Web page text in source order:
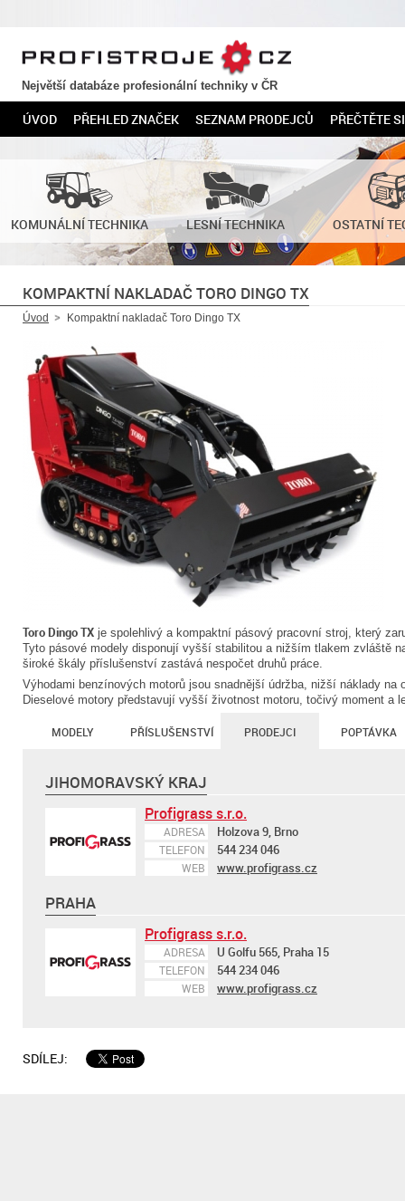
PROFISTROJE.CZ
Největší databáze profesionální techniky v ČR
ÚVOD PŘEHLED ZNAČEK SEZNAM PRODEJCŮ PŘEČTĚTE SI
KOMUNÁLNÍ TECHNIKA LESNÍ TECHNIKA OSTATNÍ
KOMPAKTNÍ NAKLADAČ TORO DINGO TX
Úvod Kompaktní nakladač Toro Dingo TX
Toro Dingo TX je spolehlivý a kompaktní pásový pracovní stroj, který
Tyto pásové modely disponují vyšší stabilitou a nižším tlakem zvláště
široké škály příslušenství zastává nespočet druhů práce.
Výhodami benzínových motorů jsou snadnější údržba, nižší náklady
Dieselové motory představují vyšší životnost motoru, točivý moment a
MODELY PŘÍSLUŠENSTVÍ PRODEJCI POPTÁVKA
JIHOMORAVSKÝ KRAJ
Profigrass s.r.o.
ADRESA Holzova 9, Brno
TELEFON 544 234 046
WEB www.profigrass.cz
PRAHA
Profigrass s.r.o.
ADRESA U Golfu 565, Praha 15
TELEFON 544 234 046
WEB www.profigrass.cz
SDÍLEJ: